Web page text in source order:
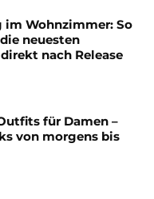
im Wohnzimmer: So
neuesten
nach Release
für Damen –
von morgens bis